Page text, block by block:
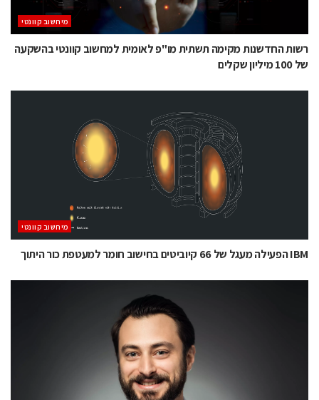
מיחשוב קוונטי
רשות החדשנות מקימה תשתית מו"פ לאומית למחשוב קוונטי בהשקעה
של 100 מיליון שקלים
מיחשוב קוונטי
IBM הפעילה מעגל של 66 קיוביטים בחישוב חומר למעטפת כור היתוך